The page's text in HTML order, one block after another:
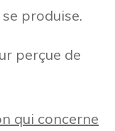
produise.
perçue de
qui concerne